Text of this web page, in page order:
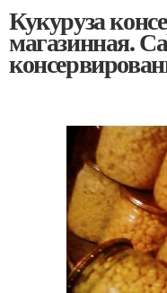
Кукуруза
магазинная.